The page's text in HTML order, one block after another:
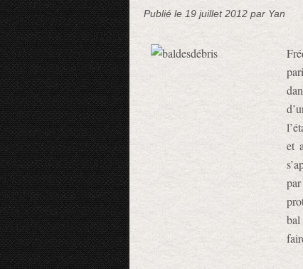
Publié le 19 juillet 2012 par Yan
et
bal